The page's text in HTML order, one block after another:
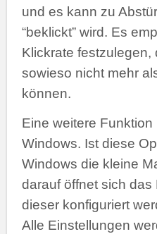
und es kann zu
“beklickt” wird. Es
Klickrate
sowieso nicht mehr
können.
Eine weitere
Windows. Ist diese
Windows die kleine
darauf öffnet sich das
dieser konfiguriert
Alle Einstellungen